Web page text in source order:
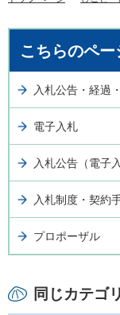
こちらのペ
入札公告・経過
電子入札
入札公告（電子
入札制度・契約
プロポーザル
同じカテゴ